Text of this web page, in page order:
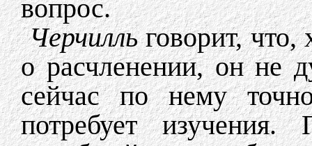
вопрос.
Черчилльговорит, что,
о расчленении, он не
сейчас по нему
потребует